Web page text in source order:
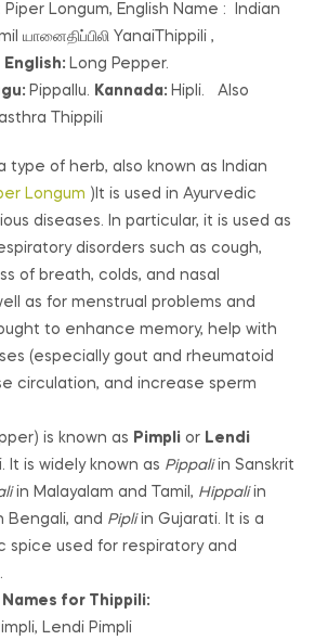
Longum, English Name : Indian
யானைதிப்பிலி YanaiThippili ,
English: Long Pepper.
Pippallu. Kannada: Hipli.
Also
Thippili
type of herb, also known as Indian
Longum ) It is used in Ayurvedic
diseases. In particular, it is used as
disorders such as cough,
of breath, colds, and nasal
as for menstrual problems and
to enhance memory, help with
(especially gout and rheumatoid
circulation, and increase sperm
is known as Pimpli or Lendi
It is widely known as Pippaliin Sanskrit
in Malayalam and Tamil, Hippaliin
Bengali, and Pipliin Gujarati. It is a
spice used for respiratory and
for Thippili:
Lendi Pimpli